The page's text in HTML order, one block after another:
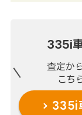
335i
査定か
こち
335i